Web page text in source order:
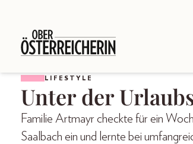
LIFESTYLE
Unter der
Familie Artmayr checkte für ein
Saalbach ein und lernte bei